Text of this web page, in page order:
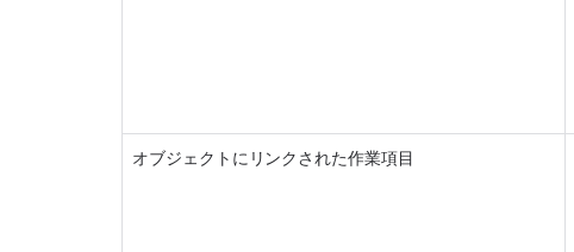
オブジェクトにリンクされた作業項目